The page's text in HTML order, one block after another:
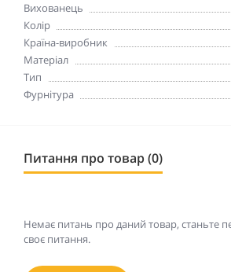
Вихованець
Колір
Країна-виробник
Матеріал
Тип
Фурнітура
Питання про товар (0)
Немає питань про даний товар, станьте
своє питання.